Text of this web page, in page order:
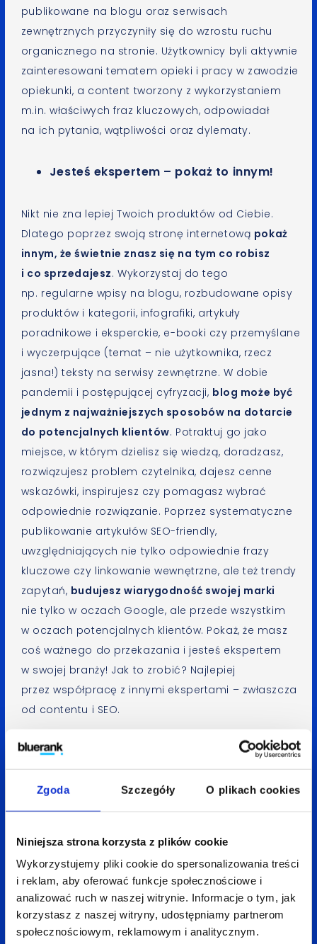
Zgoda Szczegóły O plikach cookies
Niniejsza strona korzysta z plików cookie
Wykorzystujemy pliki cookie do spersonalizowania treści
i reklam, aby oferować funkcje społecznościowe i
analizować ruch w naszej witrynie. Informacje o tym, jak
korzystasz z naszej witryny, udostępniamy partnerom
społecznościowym, reklamowym i analitycznym.
publikowane na blogu oraz serwisach
zewnętrznych przyczyniły się do wzrostu ruchu
organicznego na stronie. Użytkownicy byli aktywnie
zainteresowani tematem opieki i pracy w zawodzie
opiekunki, a content tworzony z wykorzystaniem
m.in. właściwych fraz kluczowych, odpowiadał
na ich pytania, wątpliwości oraz dylematy.
Jesteś ekspertem – pokaż to innym!
Nikt nie zna lepiej Twoich produktów od Ciebie.
Dlatego poprzez swoją stronę internetową pokaż
innym, że świetnie znasz się na tym co robisz
i co sprzedajesz. Wykorzystaj do tego
np. regularne wpisy na blogu, rozbudowane opisy
produktów i kategorii, infografiki, artykuły
poradnikowe i eksperckie, e-booki czy przemyślane
i wyczerpujące (temat – nie użytkownika, rzecz
jasna!) teksty na serwisy zewnętrzne. W dobie
pandemii i postępującej cyfryzacji, blog może być
jednym z najważniejszych sposobów na dotarcie
do potencjalnych klientów. Potraktuj go jako
miejsce, w którym dzielisz się wiedzą, doradzasz,
rozwiązujesz problem czytelnika, dajesz cenne
wskazówki, inspirujesz czy pomagasz wybrać
odpowiednie rozwiązanie. Poprzez systematyczne
publikowanie artykułów SEO-friendly,
uwzględniających nie tylko odpowiednie frazy
kluczowe czy linkowanie wewnętrzne, ale też trendy
zapytań, budujesz wiarygodność swojej marki
nie tylko w oczach Google, ale przede wszystkim
w oczach potencjalnych klientów. Pokaż, że masz
coś ważnego do przekazania i jesteś ekspertem
w swojej branży! Jak to zrobić? Najlepiej
przez współpracę z innymi ekspertami – zwłaszcza
od contentu i SEO.
Generuj leady sprzedażowe
Treści na stronie mogą być świetnym sposobem
na generowanie cennych leadów sprzedażowych.
czy interesujący raport,
podziel się nim w zamian
za dane kontaktowe użytkownika. To będzie
obustronna korzyść – Ty otrzymasz kontakt
do osoby, która w przyszłości być może zostanie
Twoim klientem, zaś druga strona dostęp